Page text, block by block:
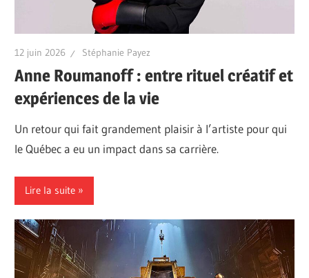
12 juin 2026 Stéphanie Payez
Anne Roumanoff : entre rituel créatif et
expériences de la vie
Un retour qui fait grandement plaisir à l’artiste pour qui
le Québec a eu un impact dans sa carrière.
Lire la suite